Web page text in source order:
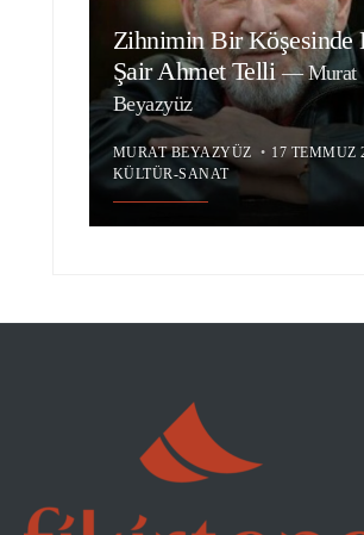
Zihnimin Bir Köşesinde
Şair Ahmet Telli—Murat
Beyazyüz
MURAT BEYAZYÜZ • 17 TEMMUZ
KÜLTÜR-SANAT